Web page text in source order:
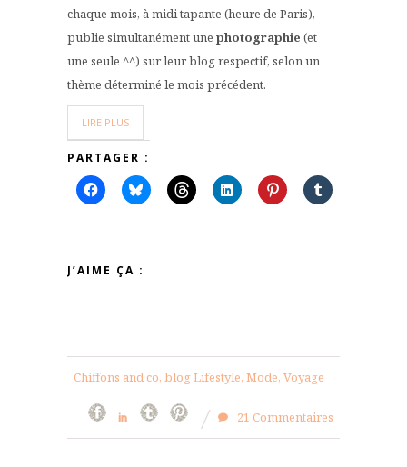
chaque mois, à midi tapante (heure de Paris),
publie simultanément une photographie (et
une seule ^^) sur leur blog respectif, selon un
thème déterminé le mois précédent.
LIRE PLUS
PARTAGER :
J’AIME ÇA :
Chiffons and co, blog Lifestyle, Mode, Voyage
21 Commentaires